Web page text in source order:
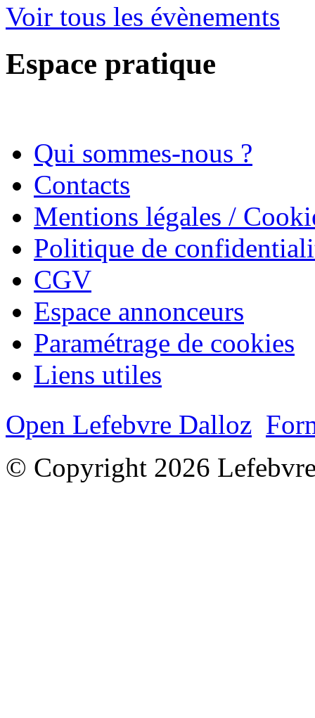
Voir tous les évènements
Espace pratique
Qui sommes-nous ?
Contacts
Mentions légales /
Politique de
CGV
Espace annonceurs
Paramétrage de cookies
Liens utiles
Open Lefebvre Dalloz
© Copyright 2026